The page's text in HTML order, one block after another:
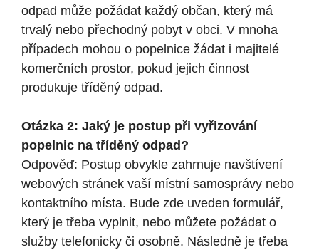
odpad může požádat každý občan, který má
trvalý nebo přechodný pobyt v obci. V mnoha
případech mohou o popelnice žádat i majitelé
komerčních prostor, pokud jejich činnost
produkuje tříděný odpad.
Otázka 2: Jaký je postup při vyřizování
popelnic na tříděný odpad?
Odpověď: Postup obvykle zahrnuje navštívení
webových stránek vaší místní samosprávy nebo
kontaktního místa. Bude zde uveden formulář,
který je třeba vyplnit, nebo můžete požádat o
služby telefonicky či osobně. Následně je třeba